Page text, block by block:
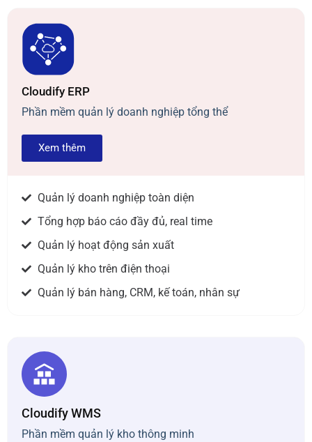
Cloudify ERP
Phần mềm quản lý doanh nghiệp tổng thể
Xem thêm
Quản lý doanh nghiệp toàn diện
Tổng hợp báo cáo đầy đủ, real time
Quản lý hoạt động sản xuất
Quản lý kho trên điện thoại
Quản lý bán hàng, CRM, kế toán, nhân sự
Cloudify WMS
Phần mềm quản lý kho thông minh